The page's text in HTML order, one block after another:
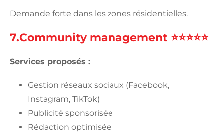
Demande forte dans les zones résidentielles.
7.Community management ⭐⭐⭐⭐⭐
Services proposés :
Gestion réseaux sociaux (Facebook,
Instagram, TikTok)
Publicité sponsorisée
Rédaction optimisée